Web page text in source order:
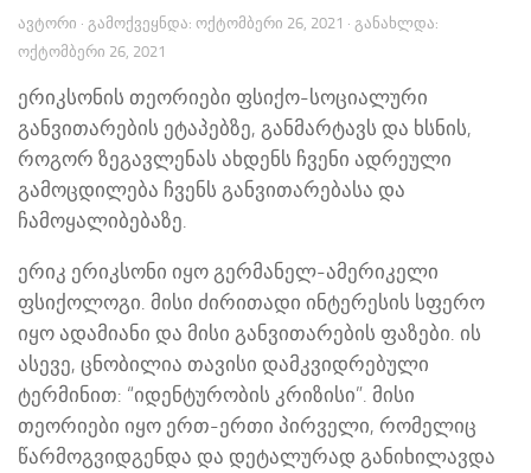
ᲐᲕᲢᲝᲠᲘ · ᲒᲐᲛᲝᲥᲕᲔᲧᲜᲓᲐ: ᲝᲥᲢᲝᲛᲑᲔᲠᲘ 26, 2021 · ᲒᲐᲜᲐᲮᲚᲓᲐ:
ᲝᲥᲢᲝᲛᲑᲔᲠᲘ 26, 2021
ერიკსონის თეორიები ფსიქო-სოციალური
განვითარების ეტაპებზე, განმარტავს და ხსნის,
როგორ ზეგავლენას ახდენს ჩვენი ადრეული
გამოცდილება ჩვენს განვითარებასა და
ჩამოყალიბებაზე.
ერიკ ერიკსონი იყო გერმანელ-ამერიკელი
ფსიქოლოგი. მისი ძირითადი ინტერესის სფერო
იყო ადამიანი და მისი განვითარების ფაზები. ის
ასევე, ცნობილია თავისი დამკვიდრებული
ტერმინით: “იდენტურობის კრიზისი”. მისი
თეორიები იყო ერთ-ერთი პირველი, რომელიც
წარმოგვიდგენდა და დეტალურად განიხილავდა